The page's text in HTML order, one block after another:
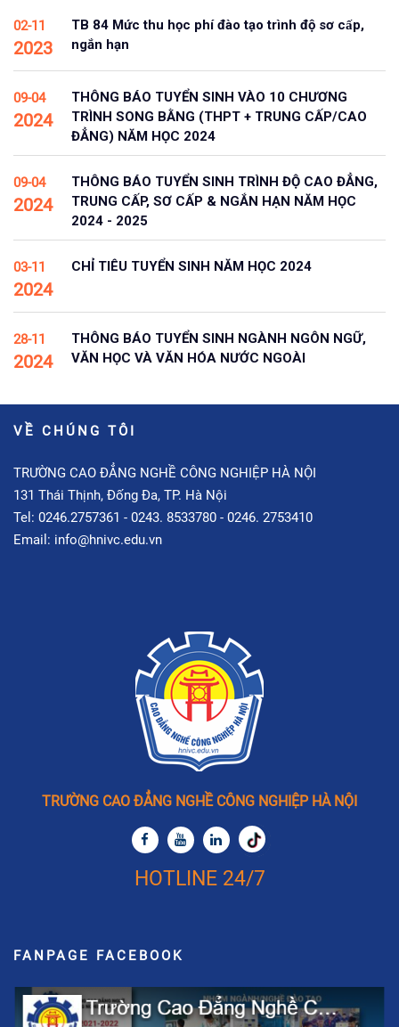
02-11
2023
TB 84 Mức thu học phí đào tạo trình độ sơ cấp,
ngắn hạn
09-04
2024
THÔNG BÁO TUYỂN SINH VÀO 10 CHƯƠNG
TRÌNH SONG BẰNG (THPT + TRUNG CẤP/CAO
ĐẲNG) NĂM HỌC 2024
09-04
2024
THÔNG BÁO TUYỂN SINH TRÌNH ĐỘ CAO ĐẲNG,
TRUNG CẤP, SƠ CẤP & NGẮN HẠN NĂM HỌC
2024 - 2025
03-11
2024
CHỈ TIÊU TUYỂN SINH NĂM HỌC 2024
28-11
2024
THÔNG BÁO TUYỂN SINH NGÀNH NGÔN NGỮ,
VĂN HỌC VÀ VĂN HÓA NƯỚC NGOÀI
VỀ CHÚNG TÔI
TRƯỜNG CAO ĐẲNG NGHỀ CÔNG NGHIỆP HÀ NỘI
131 Thái Thịnh, Đống Đa, TP. Hà Nội
Tel: 0246.2757361 - 0243. 8533780 - 0246. 2753410
Email: info@hnivc.edu.vn
TRƯỜNG CAO ĐẲNG NGHỀ CÔNG NGHIỆP HÀ NỘI
HOTLINE 24/7
FANPAGE FACEBOOK